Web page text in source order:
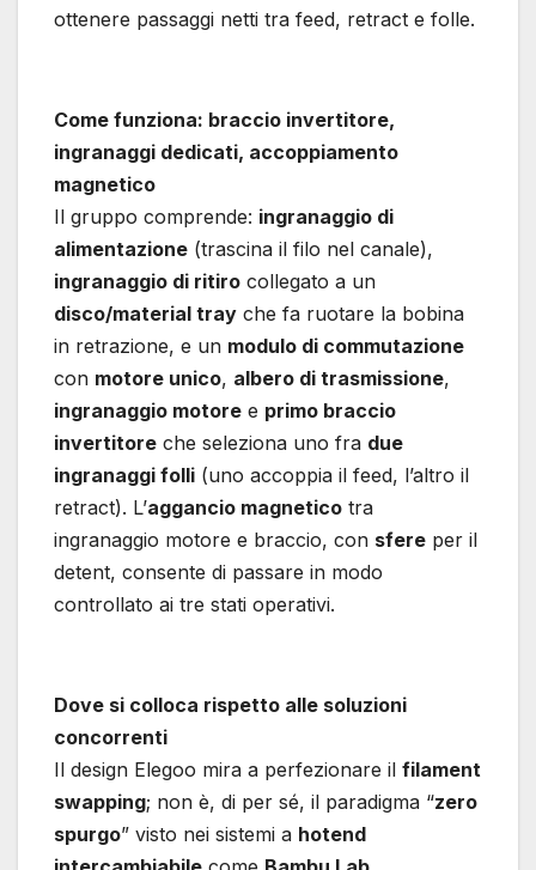
ottenere passaggi netti tra feed, retract e folle.
Come funziona: braccio invertitore,
ingranaggi dedicati, accoppiamento
magnetico
Il gruppo comprende: ingranaggio di
alimentazione (trascina il filo nel canale),
ingranaggio di ritiro collegato a un
disco/material tray che fa ruotare la bobina
in retrazione, e un modulo di commutazione
con motore unico, albero di trasmissione,
ingranaggio motore e primo braccio
invertitore che seleziona uno fra due
ingranaggi folli (uno accoppia il feed, l’altro il
retract). L’aggancio magnetico tra
ingranaggio motore e braccio, con sfere per il
detent, consente di passare in modo
controllato ai tre stati operativi.
Dove si colloca rispetto alle soluzioni
concorrenti
Il design Elegoo mira a perfezionare il filament
swapping; non è, di per sé, il paradigma “zero
spurgo” visto nei sistemi a hotend